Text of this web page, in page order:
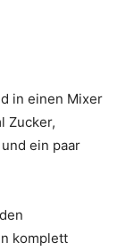
in einen Mixer
Zucker,
ein paar
komplett